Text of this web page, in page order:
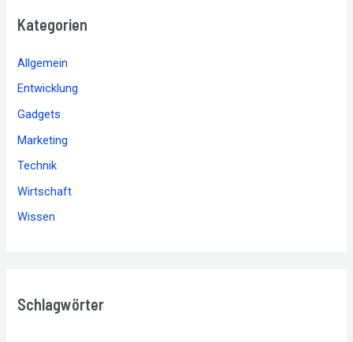
Kategorien
Allgemein
Entwicklung
Gadgets
Marketing
Technik
Wirtschaft
Wissen
Schlagwörter